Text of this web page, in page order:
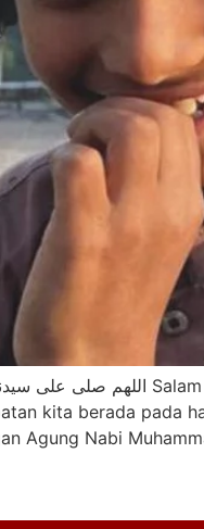
kita berada pada
Agung Nabi